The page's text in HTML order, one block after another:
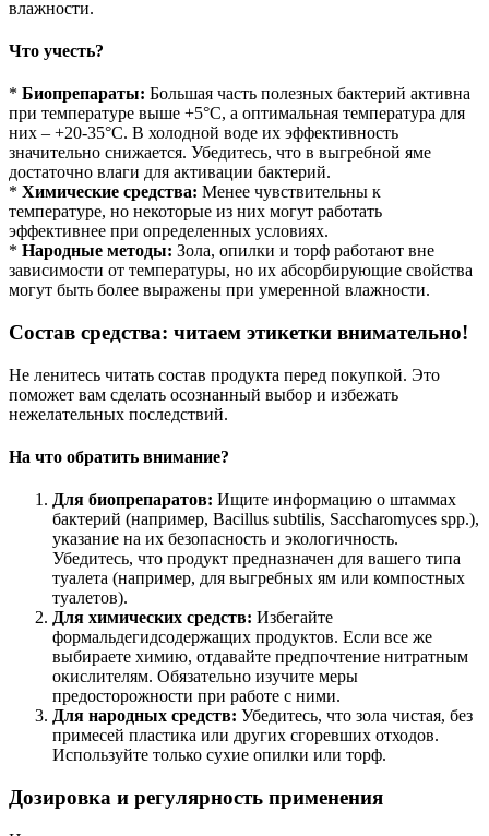
влажности.
Что учесть?
* Биопрепараты: Большая часть полезных бактерий активна
при температуре выше +5°C, а оптимальная температура для
них – +20-35°C. В холодной воде их эффективность
значительно снижается. Убедитесь, что в выгребной яме
достаточно влаги для активации бактерий.
* Химические средства: Менее чувствительны к
температуре, но некоторые из них могут работать
эффективнее при определенных условиях.
* Народные методы: Зола, опилки и торф работают вне
зависимости от температуры, но их абсорбирующие свойства
могут быть более выражены при умеренной влажности.
Состав средства: читаем этикетки внимательно!
Не ленитесь читать состав продукта перед покупкой. Это
поможет вам сделать осознанный выбор и избежать
нежелательных последствий.
На что обратить внимание?
Для биопрепаратов: Ищите информацию о штаммах
бактерий (например, Bacillus subtilis, Saccharomyces spp.),
указание на их безопасность и экологичность.
Убедитесь, что продукт предназначен для вашего типа
туалета (например, для выгребных ям или компостных
туалетов).
Для химических средств: Избегайте
формальдегидсодержащих продуктов. Если все же
выбираете химию, отдавайте предпочтение нитратным
окислителям. Обязательно изучите меры
предосторожности при работе с ними.
Для народных средств: Убедитесь, что зола чистая, без
примесей пластика или других сгоревших отходов.
Используйте только сухие опилки или торф.
Дозировка и регулярность применения